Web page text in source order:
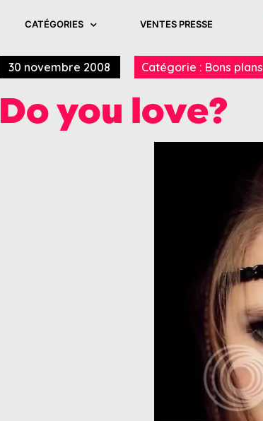
CATÉGORIES VENTES PRESSE
30 novembre 2008 Catégorie : Bons plans
Do you love?